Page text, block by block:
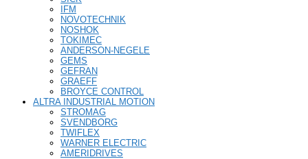
IFM
NOVOTECHNIK
NOSHOK
TOKIMEC
ANDERSON-NEGELE
GEMS
GEFRAN
GRAEFF
BROYCE CONTROL
ALTRA INDUSTRIAL MOTION
STROMAG
SVENDBORG
TWIFLEX
WARNER ELECTRIC
AMERIDRIVES